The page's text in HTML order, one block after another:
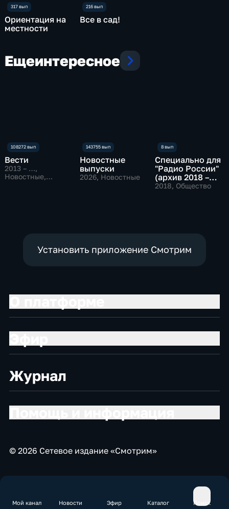
Мой канал Новости Эфир Каталог Поиск
Ориентация на
местности
Все в сад!
Ещеинтересное
Вести
2013 – …,
Новостные,
Новостные
выпуски
2026, Новостные
Специально для
"Радио России"
(архив 2018 –
2019)
2018, Общество
Установить приложение Смотрим
Журнал
© 2026 Сетевое издание «Смотрим»